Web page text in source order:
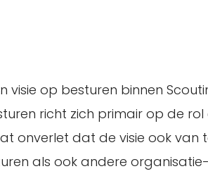
visie op besturen binnen
richt zich primair op de rol
onverlet dat de visie ook van
als ook andere